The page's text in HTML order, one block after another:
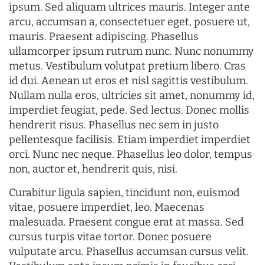
ipsum. Sed aliquam ultrices mauris. Integer ante
arcu, accumsan a, consectetuer eget, posuere ut,
mauris. Praesent adipiscing. Phasellus
ullamcorper ipsum rutrum nunc. Nunc nonummy
metus. Vestibulum volutpat pretium libero. Cras
id dui. Aenean ut eros et nisl sagittis vestibulum.
Nullam nulla eros, ultricies sit amet, nonummy id,
imperdiet feugiat, pede. Sed lectus. Donec mollis
hendrerit risus. Phasellus nec sem in justo
pellentesque facilisis. Etiam imperdiet imperdiet
orci. Nunc nec neque. Phasellus leo dolor, tempus
non, auctor et, hendrerit quis, nisi.
Curabitur ligula sapien, tincidunt non, euismod
vitae, posuere imperdiet, leo. Maecenas
malesuada. Praesent congue erat at massa. Sed
cursus turpis vitae tortor. Donec posuere
vulputate arcu. Phasellus accumsan cursus velit.